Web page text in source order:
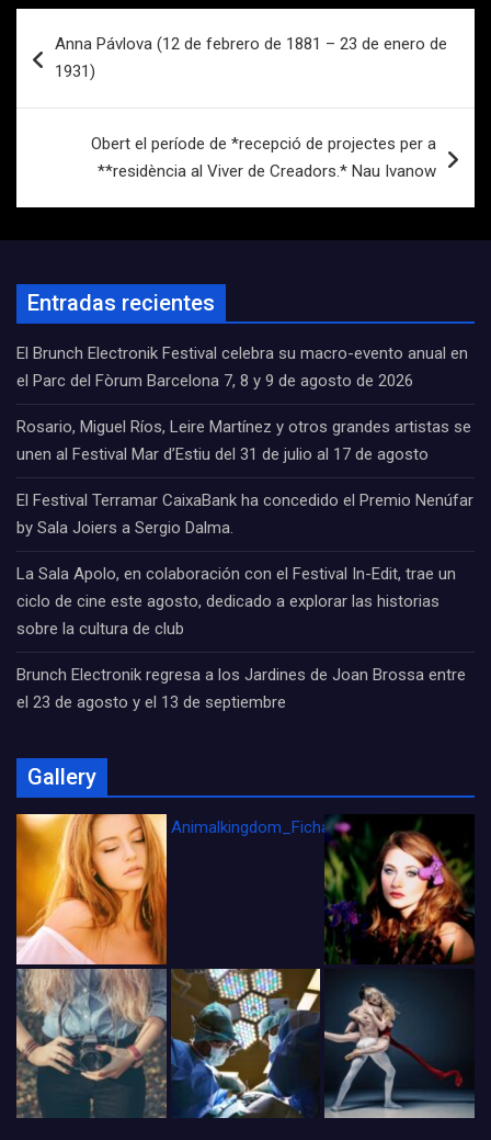
de
Anna Pávlova (12 de febrero de 1881 – 23 de enero de
1931)
Obert el període de *recepció de projectes per a
**residència al Viver de Creadors.* Nau Ivanow
Entradas recientes
El Brunch Electronik Festival celebra su macro-evento anual en
el Parc del Fòrum Barcelona 7, 8 y 9 de agosto de 2026
Rosario, Miguel Ríos, Leire Martínez y otros grandes artistas se
unen al Festival Mar d’Estiu del 31 de julio al 17 de agosto
El Festival Terramar CaixaBank ha concedido el Premio Nenúfar
by Sala Joiers a Sergio Dalma.
La Sala Apolo, en colaboración con el Festival In-Edit, trae un
ciclo de cine este agosto, dedicado a explorar las historias
sobre la cultura de club
Brunch Electronik regresa a los Jardines de Joan Brossa entre
el 23 de agosto y el 13 de septiembre
Gallery
Animalkingdom_FichaCine